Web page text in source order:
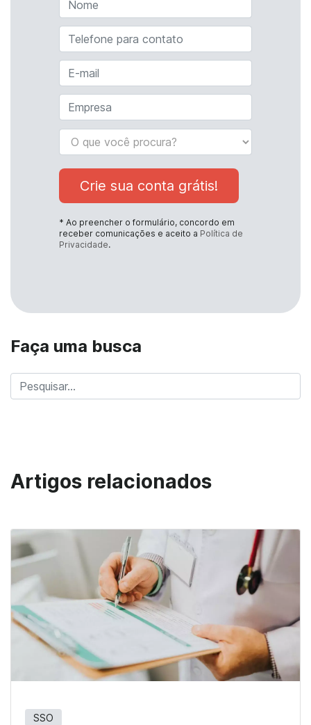
Crie sua conta grátis!
* Ao preencher o formulário, concordo em
receber comunicações e aceito a Política de
Privacidade.
Faça uma busca
Artigos relacionados
SSO